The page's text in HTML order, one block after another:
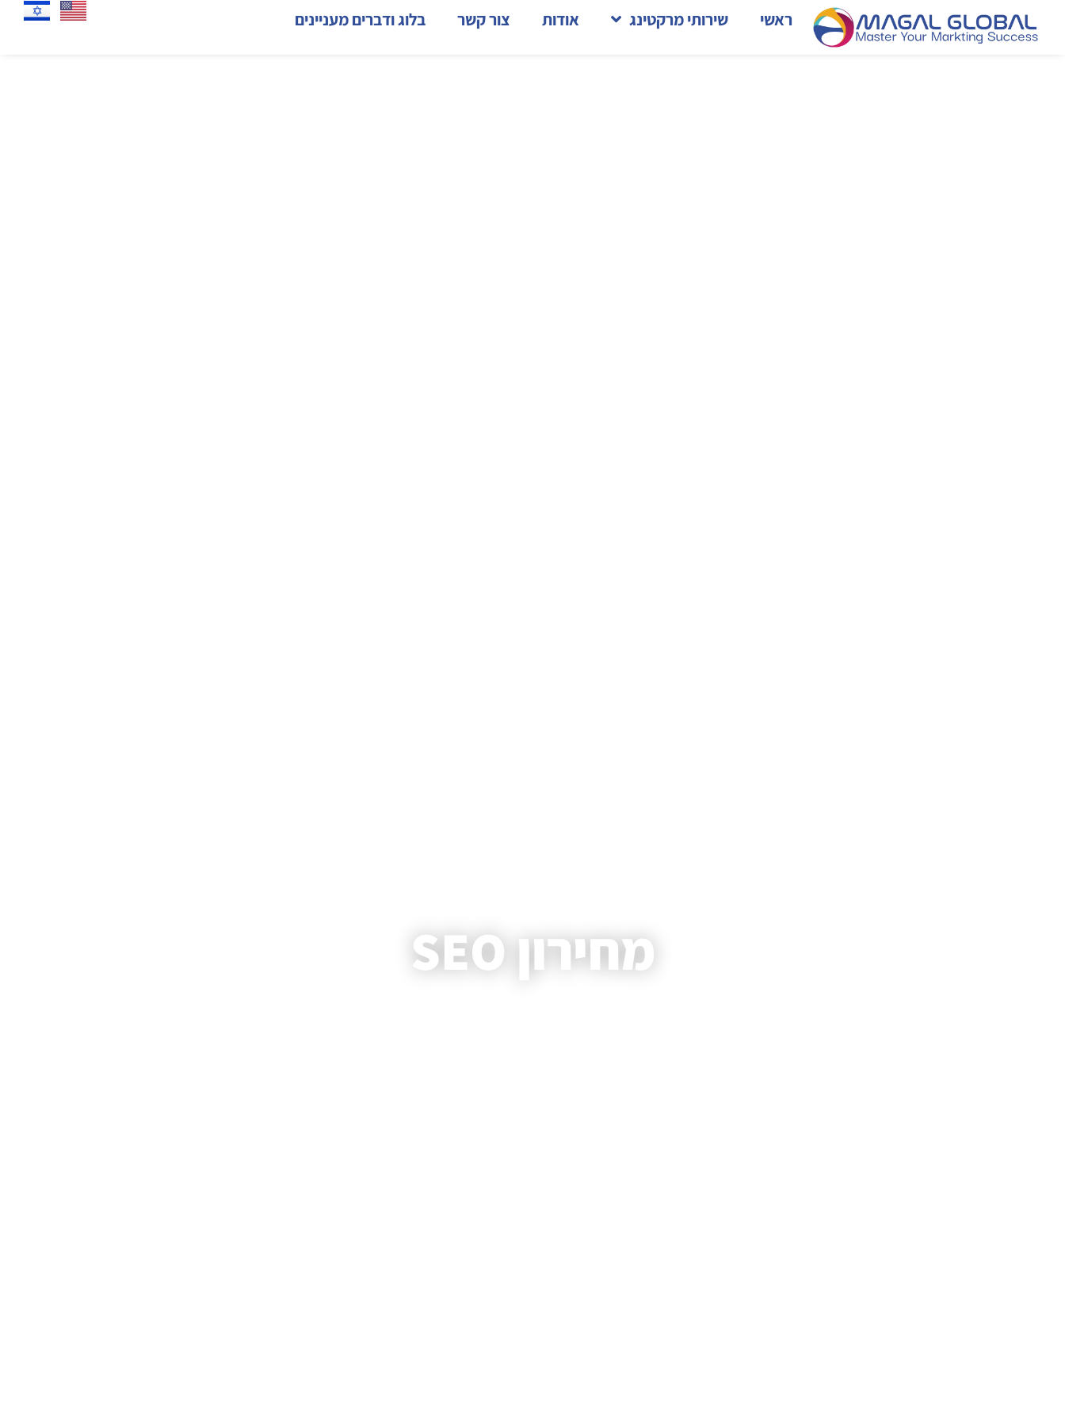
ראשי שירותי מרקטינג אודות צור קשר בלוג ודברים מעניינים
מחירון SEO